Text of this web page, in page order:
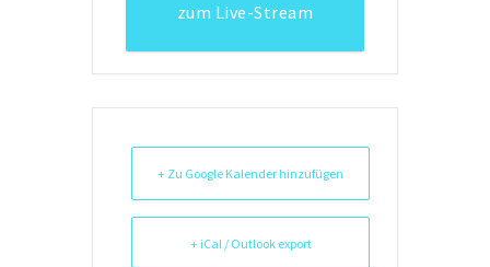
zum Live-Stream
+ Zu Google Kalender hinzufügen
+ iCal / Outlook export